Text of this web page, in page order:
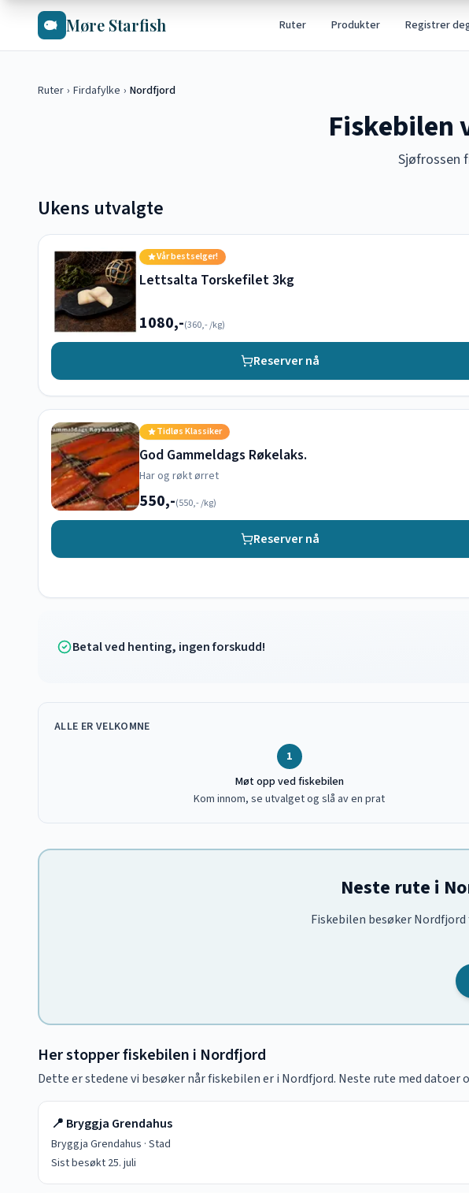
Hopp til hovedinnhold
Møre Starfish Ruter Produkter Registrer
Ruter › Firdafylke › Nordfjord
Fiskebilen
Sjøfrossen
Ukens utvalgte
Vår bestselger!
Lettsalta Torskefilet 3kg
1080,-(360,-/kg)
Reserver nå
Tidløs Klassiker
God Gammeldags Røkelaks.
Har og røkt ørret
550,-(550,-/kg)
Reserver nå
Betal ved henting, ingen forskudd!
ALLE ER VELKOMNE
1
Møt opp ved fiskebilen
Kom innom, se utvalget og slå av en prat
Neste rute i
Fiskebilen besøker Nordfjord
Her stopper fiskebilen i Nordfjord
Dette er stedene vi besøker når fiskebilen er i Nordfjord. Neste rute med datoer
📍 Bryggja Grendahus
Bryggja Grendahus · Stad
Sist besøkt 25. juli